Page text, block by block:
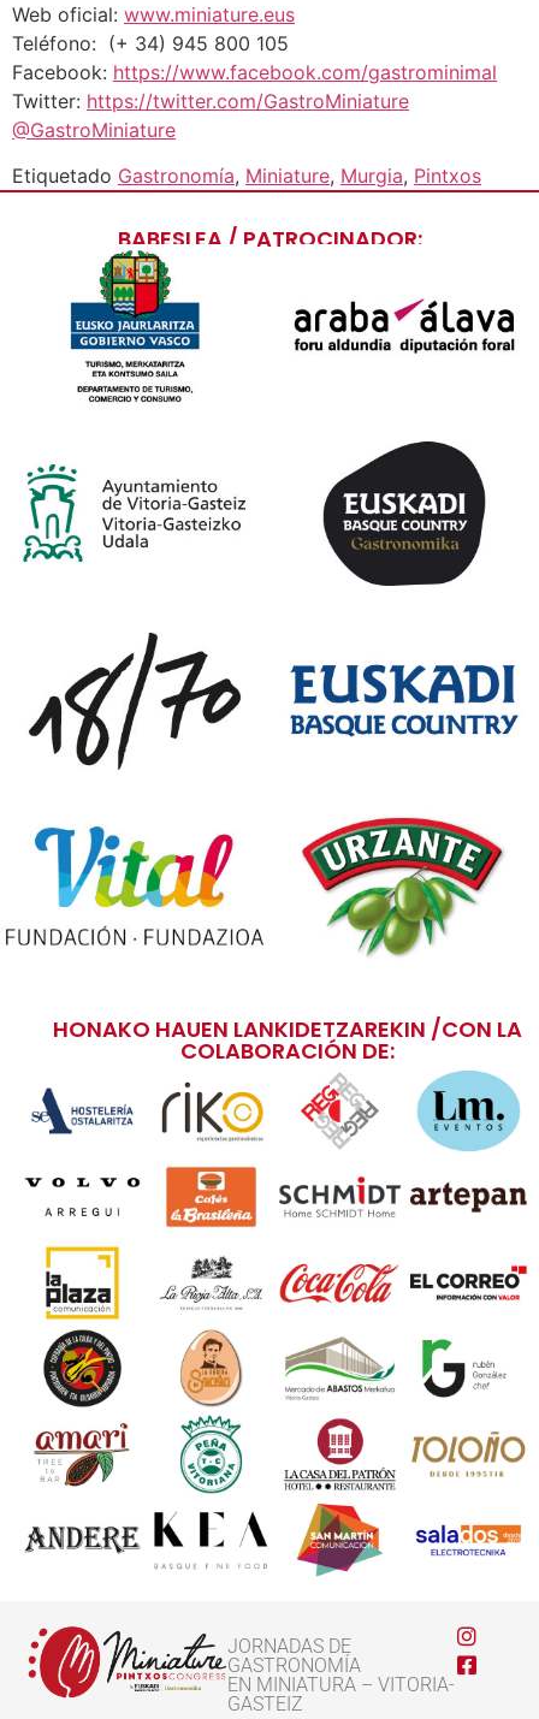
Web oficial: www.miniature.eus
Teléfono: (+ 34) 945 800 105
Facebook: https://www.facebook.com/gastrominimal
Twitter: https://twitter.com/GastroMiniature
@GastroMiniature
Etiquetado Gastronomía, Miniature, Murgia, Pintxos
BABESLEA / PATROCINADOR:
HONAKO HAUEN LANKIDETZAREKIN /CON LA
COLABORACIÓN DE:
JORNADAS DE
GASTRONOMÍA
EN MINIATURA – VITORIA-
GASTEIZ